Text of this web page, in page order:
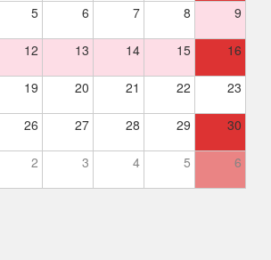
5 6 7 8 9
12 13 14 15 16
19 20 21 22 23
26 27 28 29 30
2 3 4 5 6